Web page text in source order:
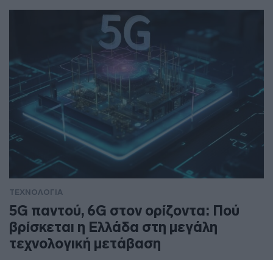
ΤΕΧΝΟΛΟΓΙΑ
5G παντού, 6G στον ορίζοντα: Πού
βρίσκεται η Ελλάδα στη μεγάλη
τεχνολογική μετάβαση